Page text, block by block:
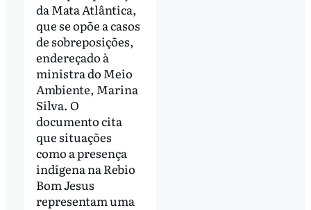
da Mata Atlântica,
que se opõe a casos
de sobreposições,
endereçado à
ministra do Meio
Ambiente, Marina
Silva. O
documento cita
que situações
como a presença
indígena na Rebio
Bom Jesus
representam uma